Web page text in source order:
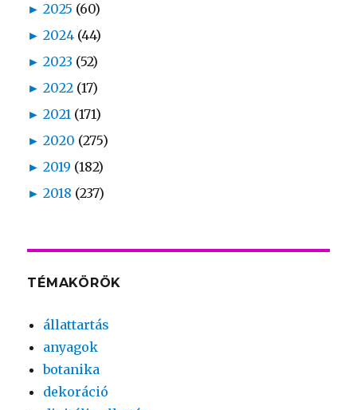
► 2025 (60)
► 2024 (44)
► 2023 (52)
► 2022 (17)
► 2021 (171)
► 2020 (275)
► 2019 (182)
► 2018 (237)
TÉMAKÖRÖK
állattartás
anyagok
botanika
dekoráció